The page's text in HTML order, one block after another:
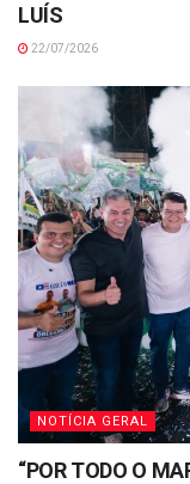
LUÍS
22/07/2026
NOTÍCIA GERAL
“POR TODO O